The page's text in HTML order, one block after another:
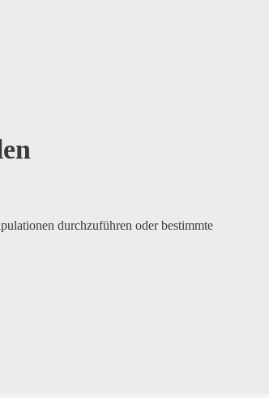
durchzuführen oder bestimmte